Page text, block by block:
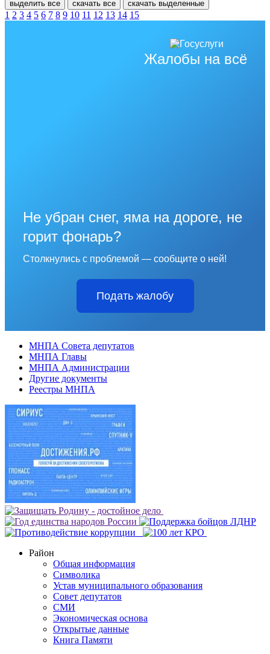
выделить все скачать все скачать выделенные
1 2 3 4 5 6 7 8 9 10 11 12 13 14 15
Жалобы на всё
Не убран снег, яма на дороге, не
горит фонарь?
Столкнулись с проблемой — сообщите о ней!
Подать жалобу
МНПА Совета депутатов
МНПА Главы
МНПА Администрации
Другие документы
Реестры МНПА
Район
Общая информация
Символика
Устав муниципального образования
Совет депутатов
СМИ
Экономическая основа
Открытые данные
Книга Памяти